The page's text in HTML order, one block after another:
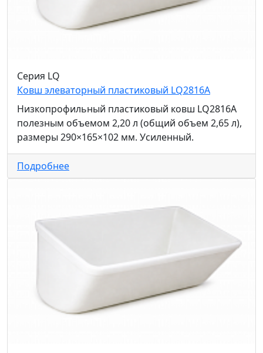
Серия LQ
Ковш элеваторный пластиковый LQ2816A
Низкопрофильный пластиковый ковш LQ2816A
полезным объемом 2,20 л (общий объем 2,65 л),
размеры 290×165×102 мм. Усиленный.
Подробнее